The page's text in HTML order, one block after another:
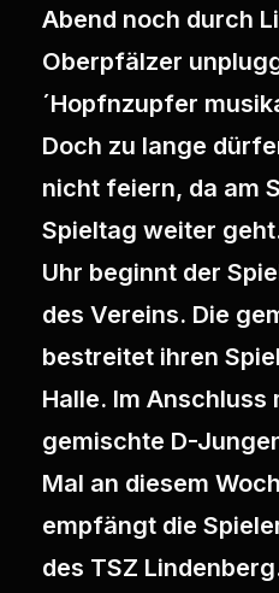
Abend noch durch
Oberpfälzer
´Hopfnzupfer
Doch zu lange
nicht feiern, da am
Spieltag weiter
Uhr beginnt der
des Vereins. Die
bestreitet ihren
Halle. Im Anschluss
gemischte D-
Mal an diesem
empfängt die
des TSZ